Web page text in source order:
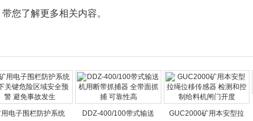
您了解更多相关内容。
电子围栏防护系统 DDZ-400/100带式输送 GUC2000矿用本安型拉